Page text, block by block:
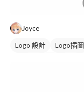
Joyce
Logo 設計
Logo插圖